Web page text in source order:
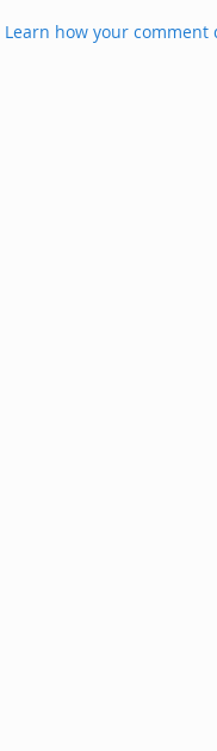
Learn how your comment